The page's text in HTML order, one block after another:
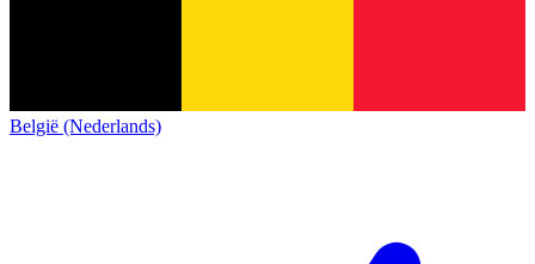
België (Nederlands)